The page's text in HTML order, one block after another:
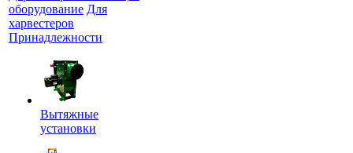
оборудование Для
харвестеров
Принадлежности
Вытяжные
установки